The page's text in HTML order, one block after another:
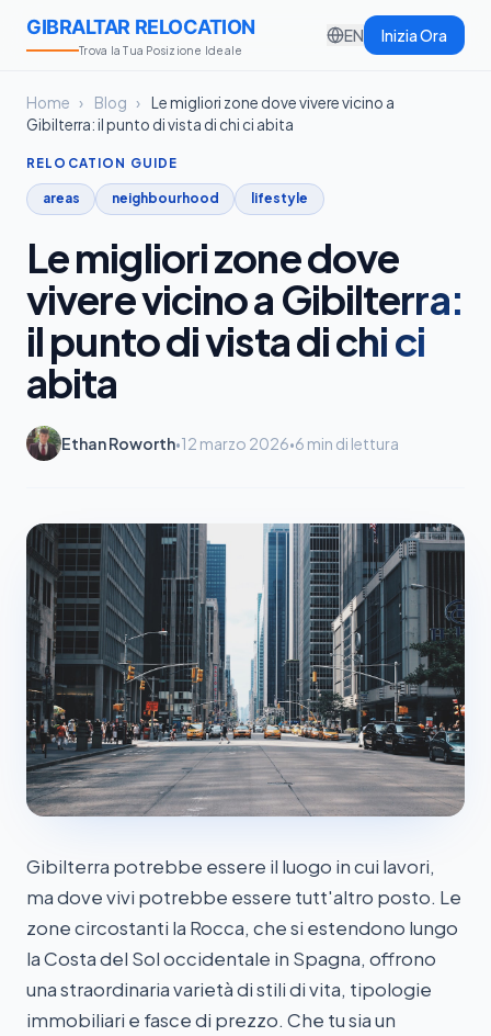
GIBRALTAR RELOCATION
Trova la Tua Posizione Ideale
EN Inizia Ora
Home › Blog › Le migliori zone dove vivere vicino a
Gibilterra: il punto di vista di chi ci abita
RELOCATION GUIDE
areas neighbourhood lifestyle
Le migliori zone dove
vivere vicino a Gibilterra:
il punto di vista di chi ci
abita
Ethan Roworth•12 marzo 2026•6 min di lettura
Gibilterra potrebbe essere il luogo in cui lavori,
ma dove vivi potrebbe essere tutt'altro posto. Le
zone circostanti la Rocca, che si estendono lungo
la Costa del Sol occidentale in Spagna, offrono
una straordinaria varietà di stili di vita, tipologie
immobiliari e fasce di prezzo. Che tu sia un